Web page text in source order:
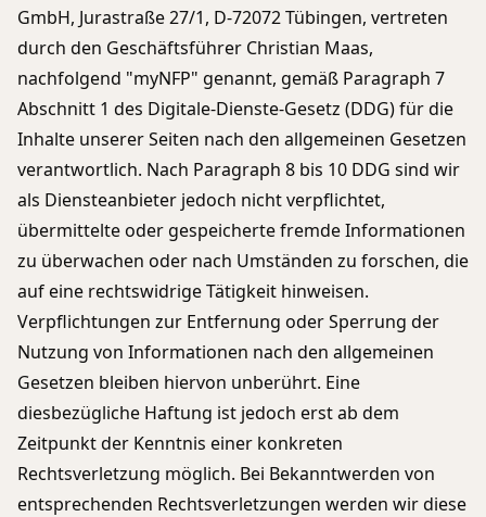
GmbH, Jurastraße 27/1, D-72072 Tübingen, vertreten
durch den Geschäftsführer Christian Maas,
nachfolgend "myNFP" genannt, gemäß Paragraph 7
Abschnitt 1 des Digitale-Dienste-Gesetz (DDG) für die
Inhalte unserer Seiten nach den allgemeinen Gesetzen
verantwortlich. Nach Paragraph 8 bis 10 DDG sind wir
als Diensteanbieter jedoch nicht verpflichtet,
übermittelte oder gespeicherte fremde Informationen
zu überwachen oder nach Umständen zu forschen, die
auf eine rechtswidrige Tätigkeit hinweisen.
Verpflichtungen zur Entfernung oder Sperrung der
Nutzung von Informationen nach den allgemeinen
Gesetzen bleiben hiervon unberührt. Eine
diesbezügliche Haftung ist jedoch erst ab dem
Zeitpunkt der Kenntnis einer konkreten
Rechtsverletzung möglich. Bei Bekanntwerden von
entsprechenden Rechtsverletzungen werden wir diese